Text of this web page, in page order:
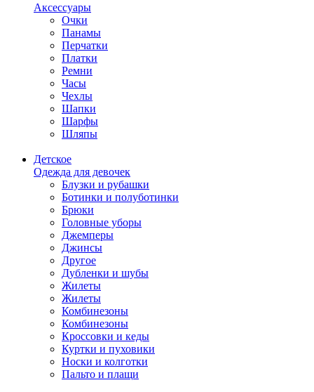
Аксессуары
Очки
Панамы
Перчатки
Платки
Ремни
Часы
Чехлы
Шапки
Шарфы
Шляпы
Детское
Одежда для девочек
Блузки и рубашки
Ботинки и полуботинки
Брюки
Головные уборы
Джемперы
Джинсы
Другое
Дубленки и шубы
Жилеты
Жилеты
Комбинезоны
Комбинезоны
Кроссовки и кеды
Куртки и пуховики
Носки и колготки
Пальто и плащи